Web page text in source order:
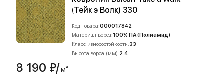
(Тейк э Волк) 330
Код товара:000017842
Материал ворса:100% ПА (Полиамид)
Класс износостойкости:33
Высота ворса (мм):2.4
8 190 ₽/м²